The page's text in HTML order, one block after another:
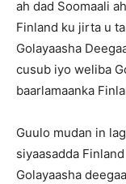
ah dad Soomaali
Finland ku jirta u
Golayaasha
cusub iyo weliba
baarlamaanka
Guulo mudan in
siyaasadda
Golayaasha